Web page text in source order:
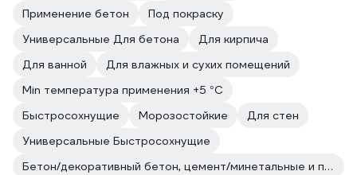
Применение бетон
Под покраску
Универсальные Для бетона
Для кирпича
Для ванной
Для влажных и сухих помещений
Min температура применения +5 °С
Быстросохнущие
Морозостойкие
Для стен
Универсальные Быстросохнущие
Бетон/декоративный бетон, цемент/минетальные и полимерные декоративные штукатурки/прочие впитывающие поверхности